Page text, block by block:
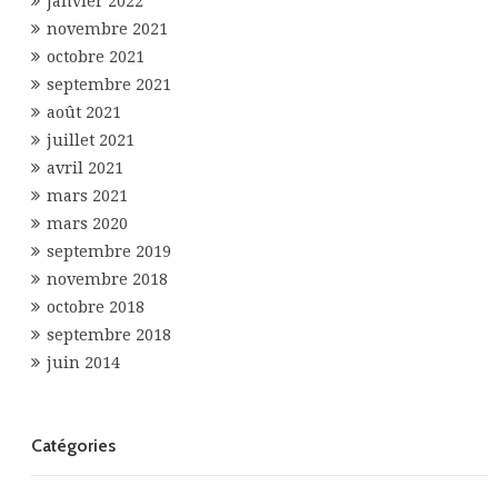
novembre 2021
octobre 2021
septembre 2021
août 2021
juillet 2021
avril 2021
mars 2021
mars 2020
septembre 2019
novembre 2018
octobre 2018
septembre 2018
juin 2014
Catégories